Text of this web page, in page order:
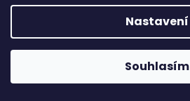
Nastavení
Souhlasím